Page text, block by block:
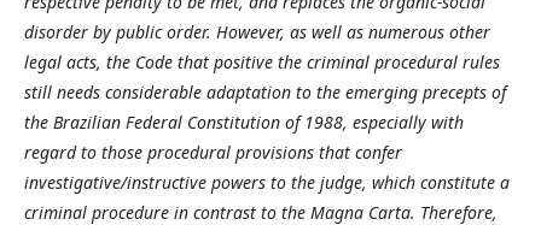
disorder by public order. However, as well as numerous other
legal acts, the Code that positive the criminal procedural rules
still needs considerable adaptation to the emerging precepts of
the Brazilian Federal Constitution of 1988, especially with
regard to those procedural provisions that confer
investigative/instructive powers to the judge, which constitute a
criminal procedure in contrast to the Magna Carta. Therefore,